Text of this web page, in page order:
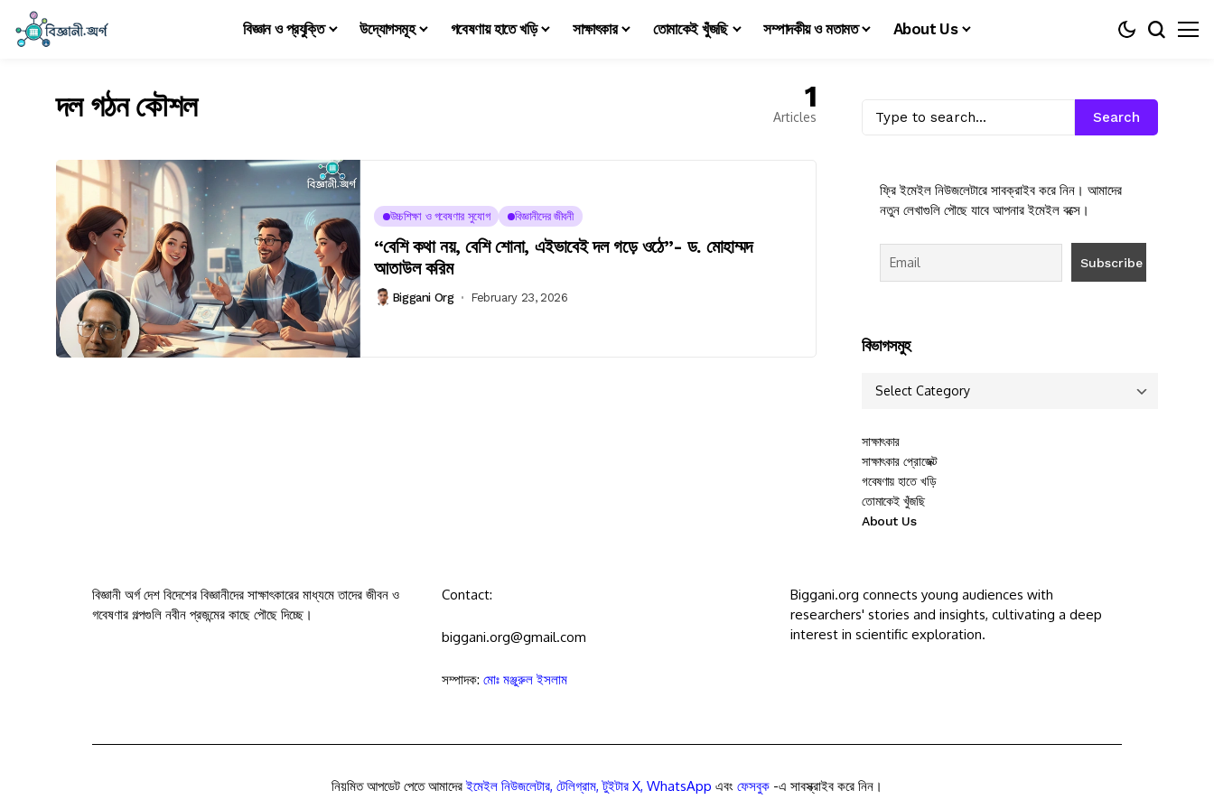
বিজ্ঞান ও প্রযুক্তি উদ্যোগসমূহ গবেষণায় হাতে খড়ি সাক্ষাৎকার তোমাকেই খুঁজছি সম্পাদকীয় ও মতামত About Us
দল গঠন কৌশল 1
Articles
উচ্চশিক্ষা ও গবেষণার সুযোগ বিজ্ঞানীদের জীবনী
“বেশি কথা নয়, বেশি শোনা, এইভাবেই দল গড়ে ওঠে”- ড. মোহাম্মদ
আতাউল করিম
Biggani Org February 23, 2026
Search
ফ্রি ইমেইল নিউজলেটারে সাবক্রাইব করে নিন। আমাদের
নতুন লেখাগুলি পৌছে যাবে আপনার ইমেইল বক্সে।
বিভাগসমুহ
সাক্ষাৎকার
সাক্ষাৎকার প্রোজেক্ট
গবেষণায় হাতে খড়ি
তোমাকেই খুঁজছি
About Us
বিজ্ঞানী অর্গ দেশ বিদেশের বিজ্ঞানীদের সাক্ষাৎকারের মাধ্যমে তাদের জীবন ও
গবেষণার গল্পগুলি নবীন প্রজন্মের কাছে পৌছে দিচ্ছে।
Contact:
biggani.org@gmail.com
সম্পাদক: মোঃ মঞ্জুরুল ইসলাম
Biggani.org connects young audiences with
researchers' stories and insights, cultivating a deep
interest in scientific exploration.
নিয়মিত আপডেট পেতে আমাদেরইমেইল নিউজলেটার, টেলিগ্রাম,টুইটার X, WhatsApp এবং ফেসবুক -এ সাবস্ক্রাইব করে নিন।